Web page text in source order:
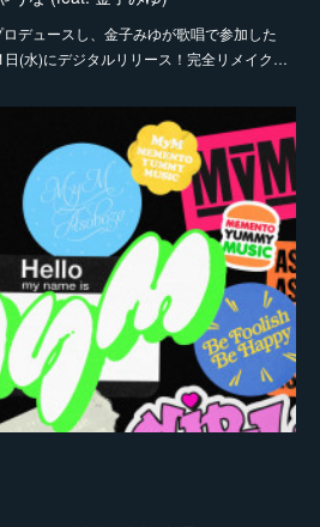
デュースし、金子みゆが歌唱で参加した
日(水)にデジタルリリース！完全リメイク…